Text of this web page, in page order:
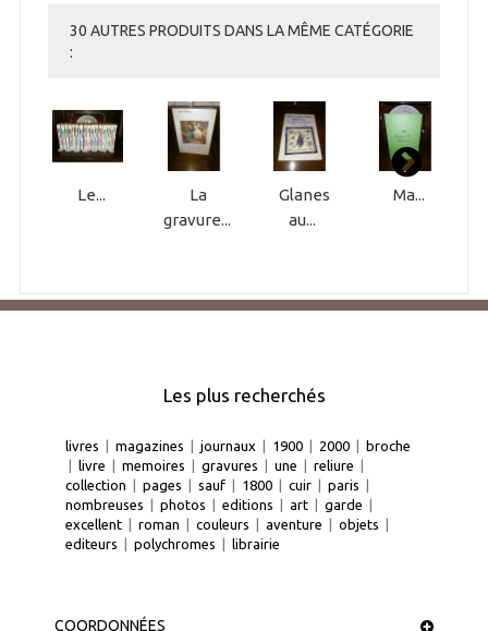
30 AUTRES PRODUITS DANS LA MÊME CATÉGORIE
:
Le...
La
gravure...
Glanes
au...
Ma...
Les plus recherchés
livres | magazines | journaux | 1900 | 2000 | broche
| livre | memoires | gravures | une | reliure |
collection | pages | sauf | 1800 | cuir | paris |
nombreuses | photos | editions | art | garde |
excellent | roman | couleurs | aventure | objets |
editeurs | polychromes | librairie
COORDONNÉES